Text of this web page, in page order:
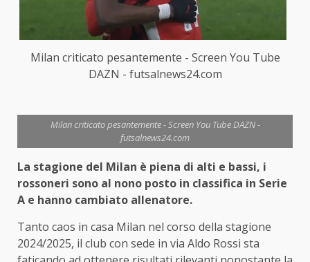
Milan criticato pesantemente - Screen You Tube
DAZN - futsalnews24.com
Milan criticato pesantemente - Screen You Tube DAZN -
futsalnews24.com
La stagione del Milan è piena di alti e bassi, i
rossoneri sono al nono posto in classifica in Serie
A e hanno cambiato allenatore.
Tanto caos in casa Milan nel corso della stagione
2024/2025, il club con sede in via Aldo Rossi sta